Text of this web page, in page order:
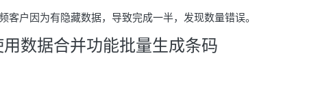
户因为有隐藏数据，导致完成一半，发现数量错误。
数据合并功能批量生成条码